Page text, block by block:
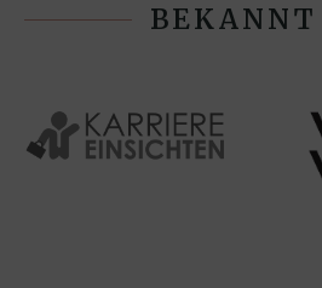
BEKANNT